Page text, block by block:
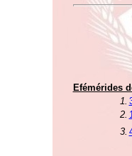
Efémérides
1.
2.
3.